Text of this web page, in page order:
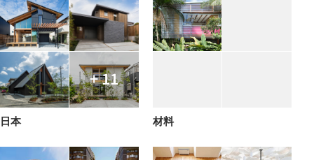
+ 11
日本 材料